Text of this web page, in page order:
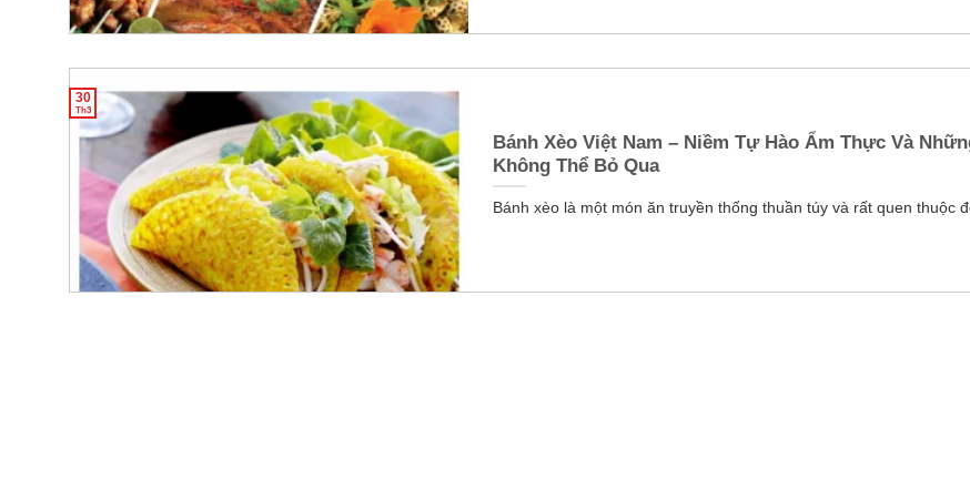
Bánh Xèo Việt Nam – Niềm Tự Hào Ẩm Thực Và
Không Thể Bỏ Qua
Bánh xèo là một món ăn truyền thống thuần túy và rất quen thuộc
30
Th3